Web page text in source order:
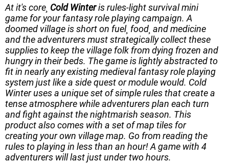
At it's core¸ Cold Winteris rules-light survival mini
game for your fantasy role playing campaign. A
doomed village is short on fuel¸ food¸ and medicine
and the adventurers must strategically collect these
supplies to keep the village folk from dying frozen and
hungry in their beds. The game is lightly abstracted to
fit in nearly any existing medieval fantasy role playing
system just like a side quest or module would. Cold
Winter uses a unique set of simple rules that create a
tense atmosphere while adventurers plan each turn
and fight against the nightmarish season. This
product also comes with a set of map tiles for
creating your own village map. Go from reading the
rules to playing in less than an hour! A game with 4
adventurers will last just under two hours.